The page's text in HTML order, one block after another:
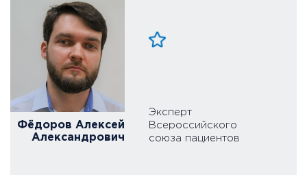
Фёдоров Алексей
Александрович
Эксперт
Всероссийского
союза пациентов